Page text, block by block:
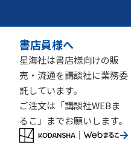
書店員様へ
星海社は書店様向けの販
売・流通を講談社に業務委
託しています。
ご注文は「講談社WEBま
るこ」までお願いします。